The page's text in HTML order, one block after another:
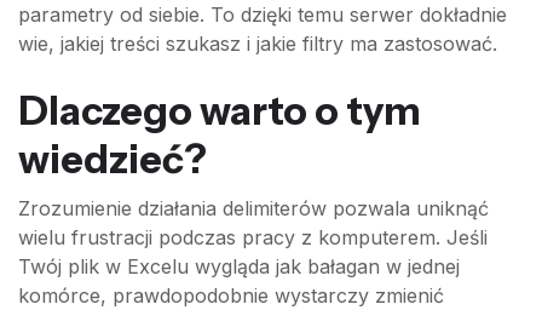
parametry od siebie. To dzięki temu serwer dokładnie
wie, jakiej treści szukasz i jakie filtry ma zastosować.
Dlaczego warto o tym
wiedzieć?
Zrozumienie działania delimiterów pozwala uniknąć
wielu frustracji podczas pracy z komputerem. Jeśli
Twój plik w Excelu wygląda jak bałagan w jednej
komórce, prawdopodobnie wystarczy zmienić